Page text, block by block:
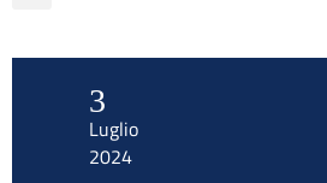
3
Luglio
2024